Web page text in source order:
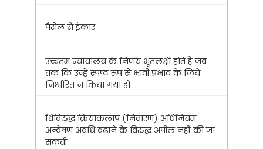
पैरोल से इंकार
उच्चतम न्यायालय के निर्णय भूतलक्षी होते हैं जब
तक कि उन्हें स्पष्ट रूप से भावी प्रभाव के लिये
निर्धारित न किया गया हो
धिविरुद्ध क्रियाकलाप (निवारण) अधिनियम
अन्वेषण अवधि बढ़ाने के विरुद्ध अपील नहीं की जा
सकती